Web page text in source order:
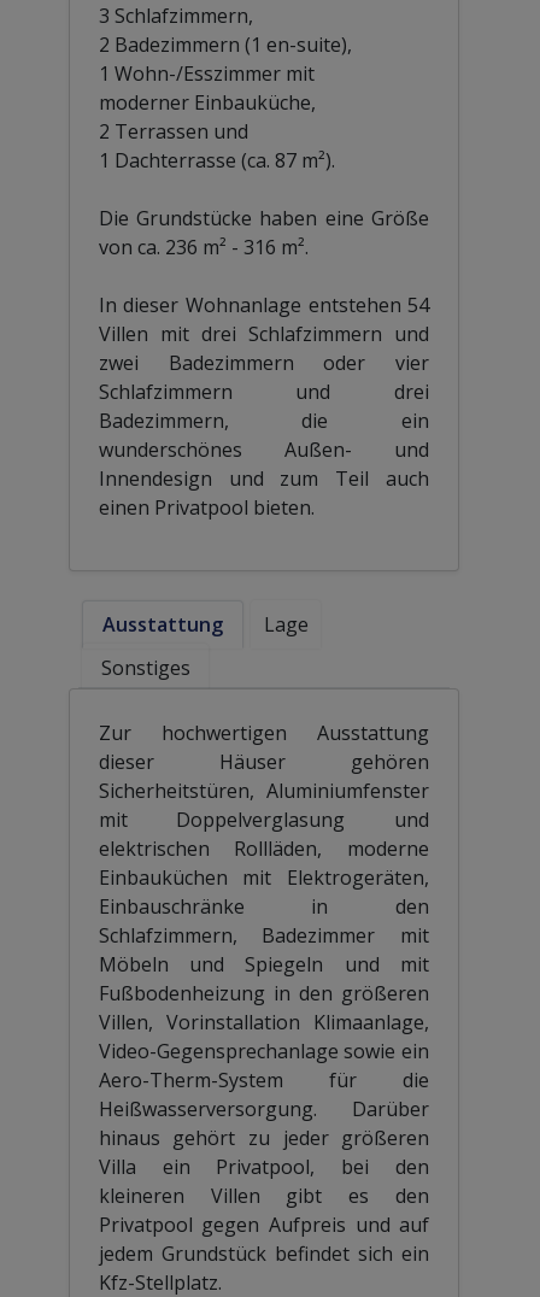
3 Schlafzimmern,
2 Badezimmern (1 en-suite),
1 Wohn-/Esszimmer mit
moderner Einbauküche,
2 Terrassen und
1 Dachterrasse (ca. 87 m²).
Die Grundstücke haben eine Größe
von ca. 236 m² - 316 m².
In dieser Wohnanlage entstehen 54
Villen mit drei Schlafzimmern und
zwei Badezimmern oder vier
Schlafzimmern und drei
Badezimmern, die ein
wunderschönes Außen- und
Innendesign und zum Teil auch
einen Privatpool bieten.
Ausstattung
Lage
Sonstiges
Zur hochwertigen Ausstattung
dieser Häuser gehören
Sicherheitstüren, Aluminiumfenster
mit Doppelverglasung und
elektrischen Rollläden, moderne
Einbauküchen mit Elektrogeräten,
Einbauschränke in den
Schlafzimmern, Badezimmer mit
Möbeln und Spiegeln und mit
Fußbodenheizung in den größeren
Villen, Vorinstallation Klimaanlage,
Video-Gegensprechanlage sowie ein
Aero-Therm-System für die
Heißwasserversorgung. Darüber
hinaus gehört zu jeder größeren
Villa ein Privatpool, bei den
kleineren Villen gibt es den
Privatpool gegen Aufpreis und auf
jedem Grundstück befindet sich ein
Kfz-Stellplatz.